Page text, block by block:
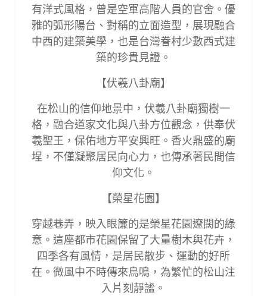
有洋式風格，曾是空軍高階人員的官舍。優
雅的弧形陽台、對稱的立面造型，展現融合
中西的建築美學，也是台灣眷村少數西式建
築的珍貴見證。
【伏羲八卦廟】
在松山的信仰地景中，伏羲八卦廟獨樹一
格，融合道家文化與八卦方位觀念，供奉伏
羲聖王，保佑地方平安興旺。香火鼎盛的廟
埕，不僅凝聚居民向心力，也傳承著民間信
仰文化。
【榮星花園】
穿越巷弄，映入眼簾的是榮星花園遼闊的綠
意。這座都市花園保留了大量樹木與花卉，
四季各有風情，是居民散步、運動的好所
在。微風中不時傳來鳥鳴，為繁忙的松山注
入片刻靜謐。